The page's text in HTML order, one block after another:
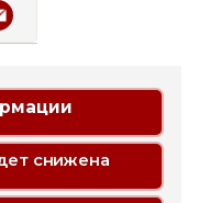
снижена